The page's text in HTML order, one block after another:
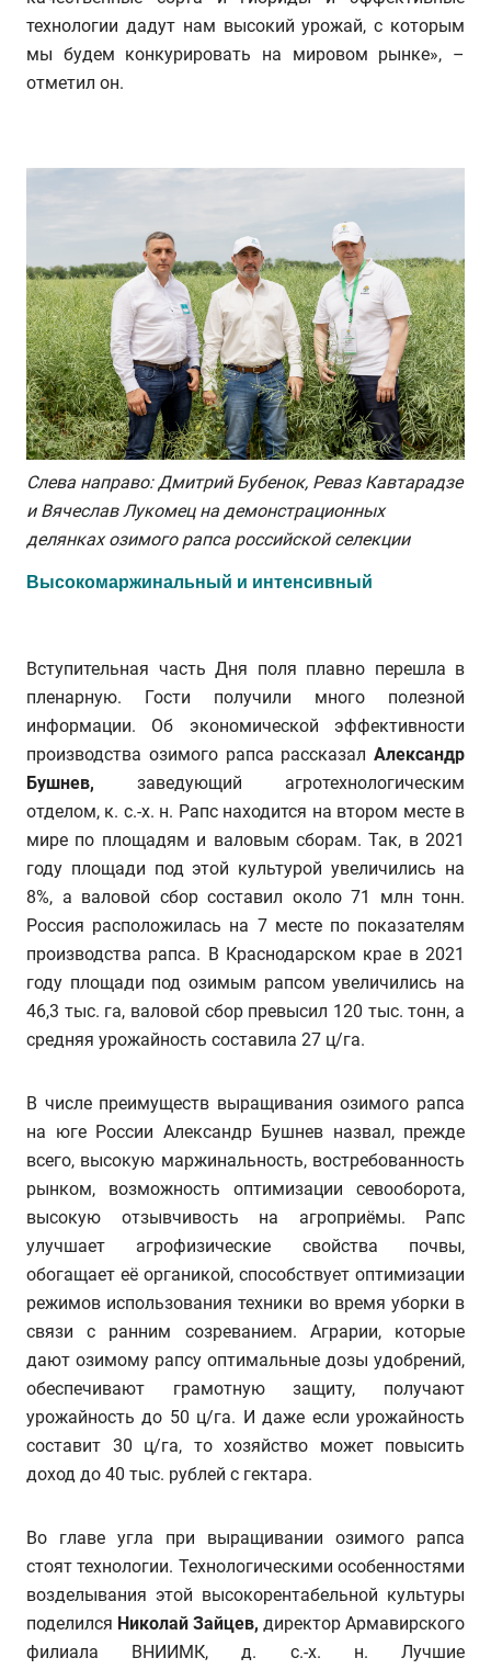
технологии дадут нам высокий урожай, с которым
мы будем конкурировать на мировом рынке», –
отметил он.
Слева направо: Дмитрий Бубенок, Реваз Кавтарадзе
и Вячеслав Лукомец на демонстрационных
делянках озимого рапса российской селекции
Высокомаржинальный и интенсивный
Вступительная часть Дня поля плавно перешла в
пленарную. Гости получили много полезной
информации. Об экономической эффективности
производства озимого рапса рассказал Александр
Бушнев, заведующий агротехнологическим
отделом, к. с.-х. н. Рапс находится на втором месте в
мире по площадям и валовым сборам. Так, в 2021
году площади под этой культурой увеличились на
8%, а валовой сбор составил около 71 млн тонн.
Россия расположилась на 7 месте по показателям
производства рапса. В Краснодарском крае в 2021
году площади под озимым рапсом увеличились на
46,3 тыс. га, валовой сбор превысил 120 тыс. тонн, а
средняя урожайность составила 27 ц/га.
В числе преимуществ выращивания озимого рапса
на юге России Александр Бушнев назвал, прежде
всего, высокую маржинальность, востребованность
рынком, возможность оптимизации севооборота,
высокую отзывчивость на агроприёмы. Рапс
улучшает агрофизические свойства почвы,
обогащает её органикой, способствует оптимизации
режимов использования техники во время уборки в
связи с ранним созреванием. Аграрии, которые
дают озимому рапсу оптимальные дозы удобрений,
обеспечивают грамотную защиту, получают
урожайность до 50 ц/га. И даже если урожайность
составит 30 ц/га, то хозяйство может повысить
доход до 40 тыс. рублей с гектара.
Во главе угла при выращивании озимого рапса
стоят технологии. Технологическими особенностями
возделывания этой высокорентабельной культуры
поделился Николай Зайцев, директор Армавирского
филиала ВНИИМК, д. с.-х. н. Лучшие